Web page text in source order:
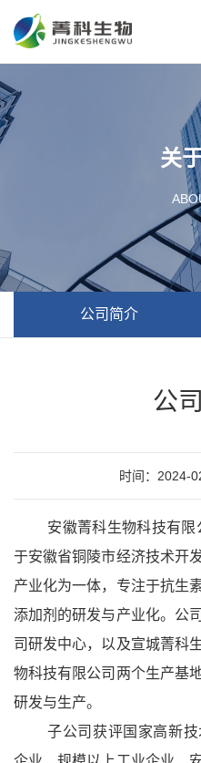
关
公司简介
公
时间：2024-
安徽菁科生物科技有
于安徽省铜陵市经济技术开
产业化为一体，专注于抗生
添加剂的研发与产业化。公
司研发中心，以及宣城菁科
物科技有限公司两个生产基
研发与生产。
子公司获评国家高新